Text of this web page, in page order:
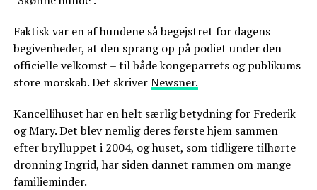
Faktisk var en af hundene så begejstret for dagens
begivenheder, at den sprang op på podiet under den
officielle velkomst – til både kongeparrets og publikums
store morskab. Det skriverNewsner.
Kancellihuset har en helt særlig betydning for Frederik
og Mary. Det blev nemlig deres første hjem sammen
efter brylluppet i 2004, og huset, som tidligere tilhørte
dronning Ingrid, har siden dannet rammen om mange
familieminder.